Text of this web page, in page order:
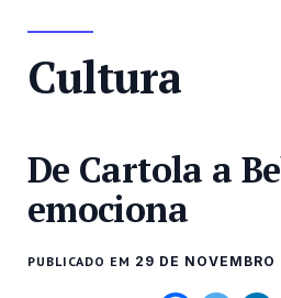
Cultura
De Cartola a
emociona
PUBLICADO EM 29 DE NOVEMBRO